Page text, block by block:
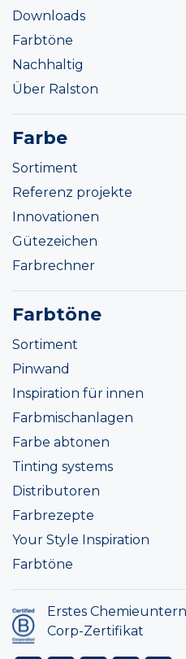
Downloads
Farbtöne
Nachhaltig
Über Ralston
Farbe
Sortiment
Referenz projekte
Innovationen
Gütezeichen
Farbrechner
Farbtöne
Sortiment
Pinwand
Inspiration für innen
Farbmischanlagen
Farbe abtonen
Tinting systems
Distributoren
Farbrezepte
Your Style Inspiration
Farbtöne
Erstes
Corp-Zertifikat